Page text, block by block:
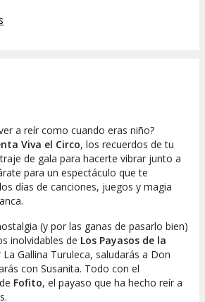
a reír como cuando eras niño?
Viva el Circo, los recuerdos de tu
de gala para hacerte vibrar junto a
para un espectáculo que te
días de canciones, juegos y magia
(y por las ganas de pasarlo bien)
inolvidables de Los Payasos de la
La Gallina Turuleca, saludarás a Don
con Susanita. Todo con el
Fofito, el payaso que ha hecho reír a